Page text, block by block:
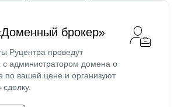
брокер»
Руцентра проведут
с администратором домена о
по вашей цене и организуют